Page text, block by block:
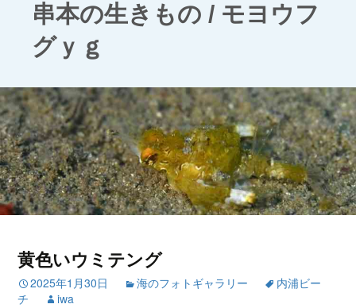
串本の生きもの / モヨウフ
グｙｇ
黄色いウミテング
2025年1月30日 海のフォトギャラリー
内浦ビー
チ
iwa